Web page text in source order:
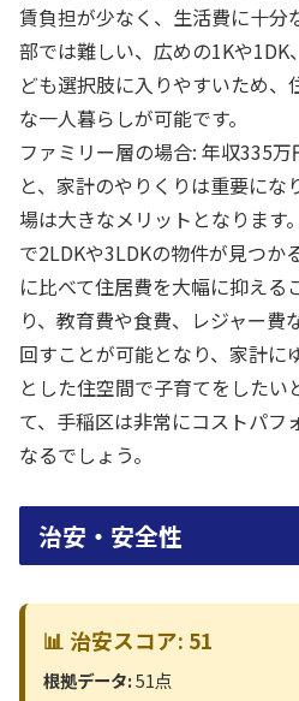
賃負担が少なく、生活費に十分
部では難しい、広めの1Kや
ども選択肢に入りやすいため
な一人暮らしが可能です。
ファミリー層の場合: 年収335
と、家計のやりくりは重要にな
場は大きなメリットとなります
で2LDKや3LDKの物件が見つか
に比べて住居費を大幅に抑える
り、教育費や食費、レジャー費
回すことが可能となり、家計に
とした住空間で子育てをしたい
て、手稲区は非常にコストパフ
なるでしょう。
治安・安全性
📊 治安スコア: 51
根拠データ:51点